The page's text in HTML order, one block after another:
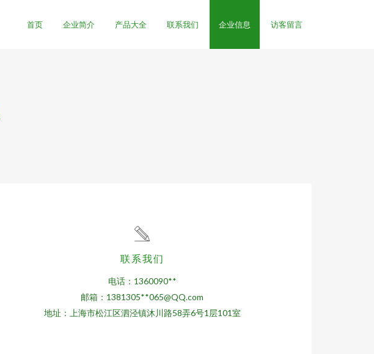
首页 企业简介 产品大全 联系我们 企业信息 访客留言
联系我们
电话：1360090**
邮箱：1381305**065@QQ.com
地址：上海市松江区泗泾镇沐川路58弄6号1层101室